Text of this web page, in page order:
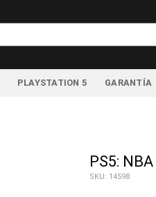
PLAYSTATION 5 GARANTÍA
PS5:
SKU: 14598